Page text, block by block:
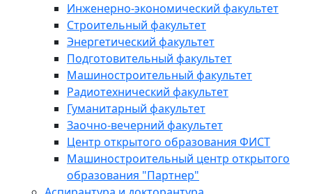
Инженерно-экономический факультет
Строительный факультет
Энергетический факультет
Подготовительный факультет
Машиностроительный факультет
Радиотехнический факультет
Гуманитарный факультет
Заочно-вечерний факультет
Центр открытого образования ФИСТ
Машиностроительный центр открытого
образования "Партнер"